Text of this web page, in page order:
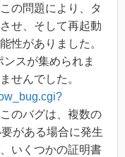
の問題により、タ
せ、そして再起動
性がありました。
スが集められま
せんでした。
のバグは、複数の
がある場合に発生
いくつかの証明書